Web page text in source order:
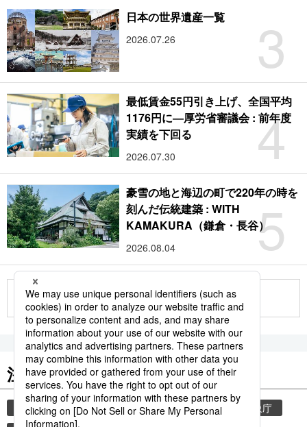
3
日本の世界遺産一覧
2026.07.26
4
最低賃金55円引き上げ、全国平均
1176円に―厚労省審議会 : 前年度
実績を下回る
2026.07.30
5
豪雪の地と海辺の町で220年の時を
刻んだ伝統建築 : WITH
KAMAKURA（鎌倉・長谷）
2026.08.04
もっと見る
注目のキーワード
共同通信ニュース 気象・災害 災害
気象庁